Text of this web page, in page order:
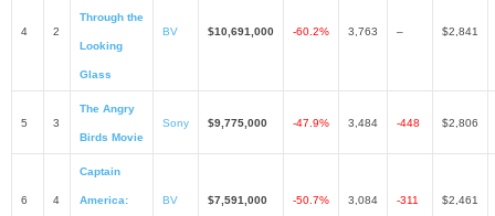
4 2
Through the
Looking
Glass
BV $10,691,000 -60.2% 3,763 – $2,841
5 3
The Angry
Birds Movie
Sony $9,775,000 -47.9% 3,484 -448 $2,806
6 4
Captain
America: BV $7,591,000 -50.7% 3,084 -311 $2,461